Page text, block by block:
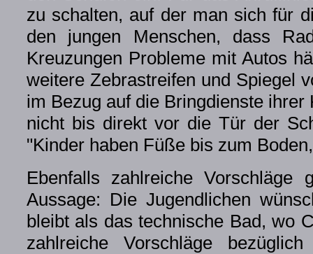
zu schalten, auf der man sich für
den jungen Menschen, dass
Kreuzungen Probleme mit Autos
weitere Zebrastreifen und Spiegel
im Bezug auf die Bringdienste
nicht bis direkt vor die Tür der
"Kinder haben Füße bis zum
Ebenfalls zahlreiche
Aussage: Die Jugendlichen
bleibt als das technische Bad, wo
zahlreiche Vorschläge